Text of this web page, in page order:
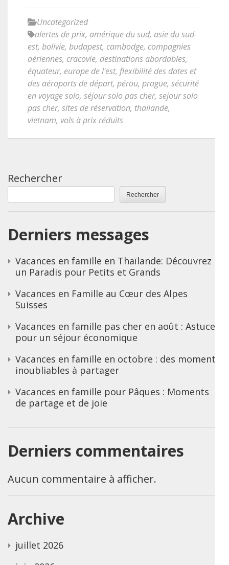
Uncategorized
alertes de prix, amérique du sud, asie du sud-
est, bolivie, budapest, cambodge, compagnies
aériennes, cracovie, destinations abordables,
équateur, europe de l'est, flexibilité des dates et
des aéroports de départ, pérou, prague, sécurité
en voyage solo, séjour solo pas cher, sejour solo
pas cher, sites de réservation, thaïlande,
vietnam, vols à prix réduits
Rechercher
Rechercher
Derniers messages
Vacances en famille en Thaïlande: Découvrez
un Paradis pour Petits et Grands
Vacances en Famille au Cœur des Alpes
Suisses
Vacances en famille pas cher en août : Astuces
pour un séjour économique
Vacances en famille en octobre : des moments
inoubliables à partager
Vacances en famille pour Pâques : Moments
de partage et de joie
Derniers commentaires
Aucun commentaire à afficher.
Archive
juillet 2026